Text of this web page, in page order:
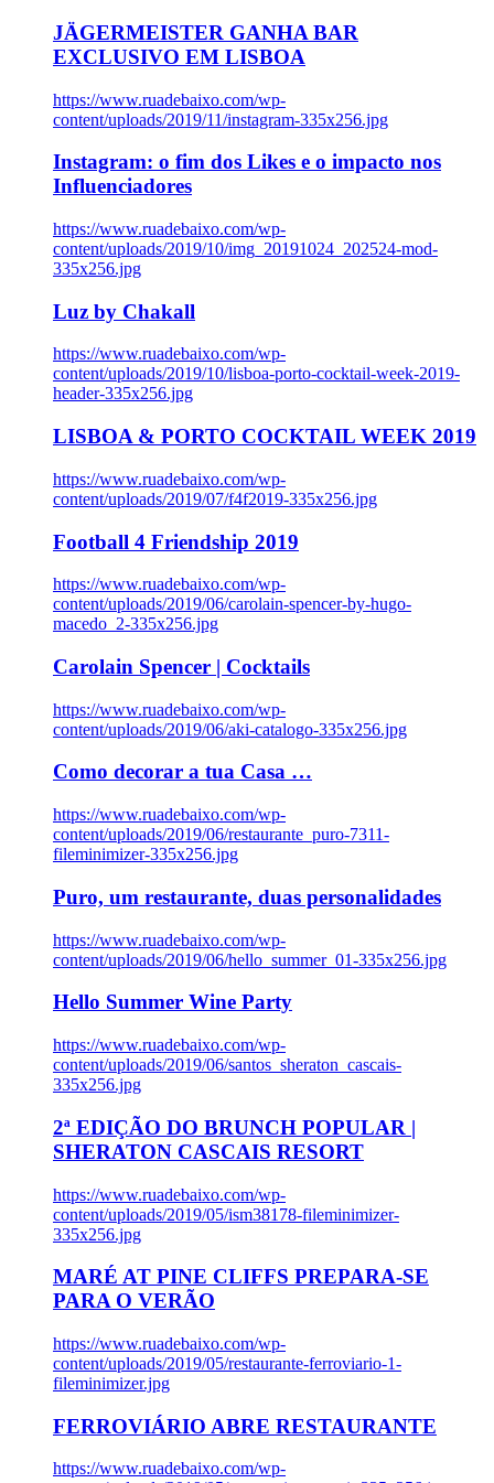
JÄGERMEISTER GANHA BAR
EXCLUSIVO EM LISBOA
https://www.ruadebaixo.com/wp-
content/uploads/2019/11/instagram-335x256.jpg
Instagram: o fim dos Likes e o impacto nos
Influenciadores
https://www.ruadebaixo.com/wp-
content/uploads/2019/10/img_20191024_202524-mod-
335x256.jpg
Luz by Chakall
https://www.ruadebaixo.com/wp-
content/uploads/2019/10/lisboa-porto-cocktail-week-2019-
header-335x256.jpg
LISBOA & PORTO COCKTAIL WEEK 2019
https://www.ruadebaixo.com/wp-
content/uploads/2019/07/f4f2019-335x256.jpg
Football 4 Friendship 2019
https://www.ruadebaixo.com/wp-
content/uploads/2019/06/carolain-spencer-by-hugo-
macedo_2-335x256.jpg
Carolain Spencer | Cocktails
https://www.ruadebaixo.com/wp-
content/uploads/2019/06/aki-catalogo-335x256.jpg
Como decorar a tua Casa …
https://www.ruadebaixo.com/wp-
content/uploads/2019/06/restaurante_puro-7311-
fileminimizer-335x256.jpg
Puro, um restaurante, duas personalidades
https://www.ruadebaixo.com/wp-
content/uploads/2019/06/hello_summer_01-335x256.jpg
Hello Summer Wine Party
https://www.ruadebaixo.com/wp-
content/uploads/2019/06/santos_sheraton_cascais-
335x256.jpg
2ª EDIÇÃO DO BRUNCH POPULAR |
SHERATON CASCAIS RESORT
https://www.ruadebaixo.com/wp-
content/uploads/2019/05/ism38178-fileminimizer-
335x256.jpg
MARÉ AT PINE CLIFFS PREPARA-SE
PARA O VERÃO
https://www.ruadebaixo.com/wp-
content/uploads/2019/05/restaurante-ferroviario-1-
fileminimizer.jpg
FERROVIÁRIO ABRE RESTAURANTE
https://www.ruadebaixo.com/wp-